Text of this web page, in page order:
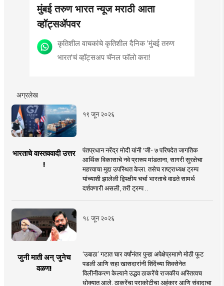
मुंबई तरुण भारत न्यूज मराठी आता
व्हॉट्सॲपवर
कृतिशील वाचकांचे कृतिशील दैनिक 'मुंबई तरुण
भारत'चं व्हॉट्सअप चॅनल फॉलो करा!
अग्रलेख
१९ जून २०२६
भारताचे वास्तववादी उत्तर
!
पंतप्रधान नरेंद्र मोदी यांनी 'जी- ७ परिषदेत जागतिक
आर्थिक विकासाचे नवे प्रारूप मांडताना, सागरी सुरक्षेचा
महत्त्वाचा मुद्दा उपस्थित केला. तसेच राष्ट्राध्यक्ष ट्रम्प
यांच्याशी झालेली द्विपक्षीय चर्चा भारताचे वाढते सामर्थ
दर्शवणारी असली, तरी ट्रम्प ..
१८ जून २०२६
जुनी माती अन् जुनेच
वळण!
‘उबाठा’ गटात चार वर्षांनंतर पुन्हा अपेक्षेप्रमााणे मोठी फूट
पडली आणि सहा खासदारांनी शिंदेंच्या शिवसेनेत
विलीनीकरण केल्याने उद्धव ठाकरेंचे राजकीय अस्तित्वच
धोक्यात आले. ठाकरेंचा पराकोटीचा अहंकार आणि संवादाचा